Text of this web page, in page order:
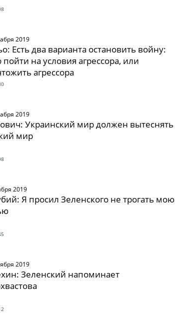
2019
Есть два варианта остановить войну:
пойти на условия агрессора, или
агрессора
2019
Украинский мир должен вытеснять
мир
2019
Я просил Зеленского не трогать мою
2019
Зеленский напоминает